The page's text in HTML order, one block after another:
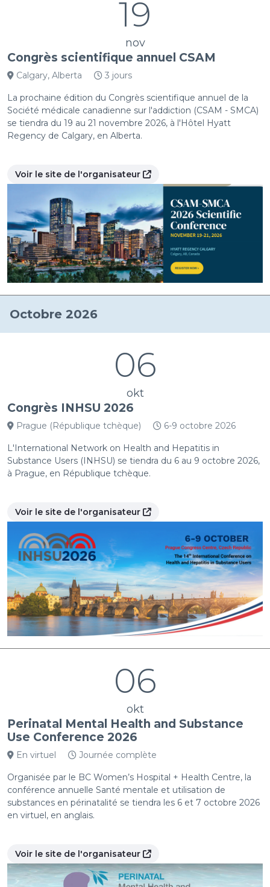
19
nov
Congrès scientifique annuel CSAM
Calgary, Alberta 3 jours
La prochaine édition du Congrès scientifique annuel de la
Société médicale canadienne sur l'addiction (CSAM - SMCA)
se tiendra du 19 au 21 novembre 2026, à l'Hôtel Hyatt
Regency de Calgary, en Alberta.
Voir le site de l'organisateur
Octobre 2026
06
okt
Congrès INHSU 2026
Prague (République tchèque) 6-9 octobre 2026
L'International Network on Health and Hepatitis in
Substance Users (INHSU) se tiendra du 6 au 9 octobre 2026,
à Prague, en République tchèque.
Voir le site de l'organisateur
06
okt
Perinatal Mental Health and Substance
Use Conference 2026
En virtuel Journée complète
Organisée par le BC Women’s Hospital + Health Centre, la
conférence annuelle Santé mentale et utilisation de
substances en périnatalité se tiendra les 6 et 7 octobre 2026
en virtuel, en anglais.
Voir le site de l'organisateur